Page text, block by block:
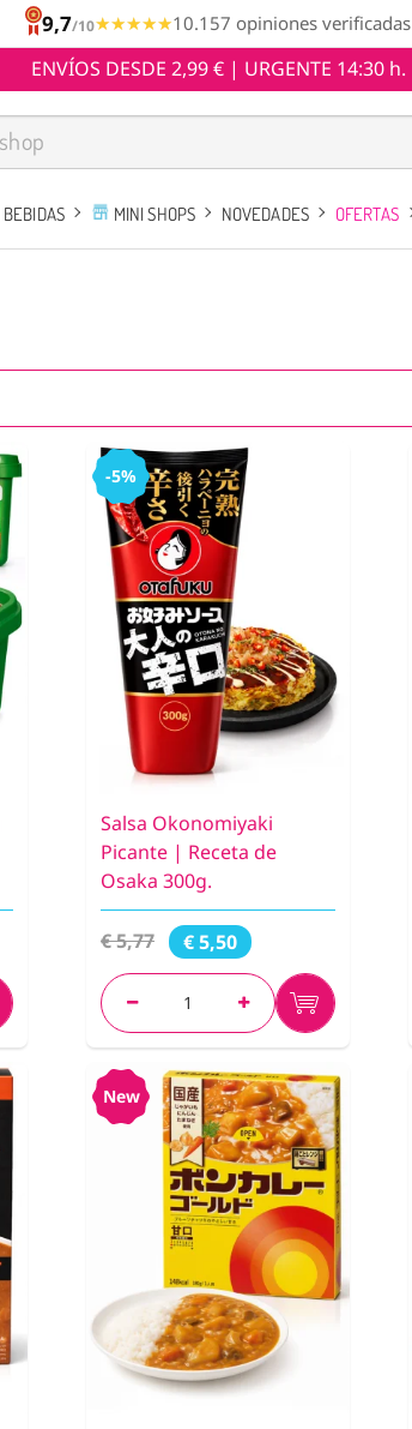
9,7/10★★★★★
★★★★★10.157 opiniones verificadas
ENVÍOS DESDE 2,99 € | URGENTE 14:30 h.
BEBIDAS MINI SHOPS NOVEDADES OFERTAS
-5%
Salsa Okonomiyaki
Picante | Receta de
Osaka 300g.
€ 5,77 € 5,50
New